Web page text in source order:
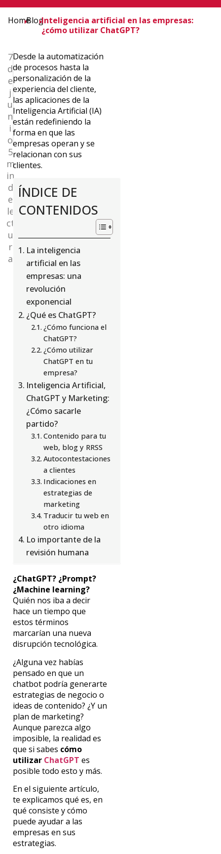
HomeBlogInteligencia artificial en las empresas:
¿cómo utilizar ChatGPT?
7
d
e
j
u
n
i
o
5
m
in
d
e
le
ct
u
r
a
Desde la automatización
de procesos hasta la
personalización de la
experiencia del cliente,
las aplicaciones de la
Inteligencia Artificial (IA)
están redefiniendo la
forma en que las
empresas operan y se
relacionan con sus
clientes.
ÍNDICE DE
CONTENIDOS
La inteligencia
artificial en las
empresas: una
revolución
exponencial
¿Qué es ChatGPT?
¿Cómo funciona el
ChatGPT?
¿Cómo utilizar
ChatGPT en tu
empresa?
Inteligencia Artificial,
ChatGPT y Marketing:
¿Cómo sacarle
partido?
Contenido para tu
web, blog y RRSS
Autocontestaciones
a clientes
Indicaciones en
estrategias de
marketing
Traducir tu web en
otro idioma
Lo importante de la
revisión humana
¿ChatGPT? ¿Prompt?
¿Machine learning?
Quién nos iba a decir
hace un tiempo que
estos términos
marcarían una nueva
disrupción tecnológica.
¿Alguna vez habías
pensado en que un
chatbot podría generarte
estrategias de negocio o
ideas de contenido? ¿Y un
plan de marketing?
Aunque parezca algo
imposible, la realidad es
que si sabes cómo
utilizar ChatGPT es
posible todo esto y más.
En el siguiente artículo,
te explicamos qué es, en
qué consiste y cómo
puede ayudar a las
empresas en sus
estrategias.